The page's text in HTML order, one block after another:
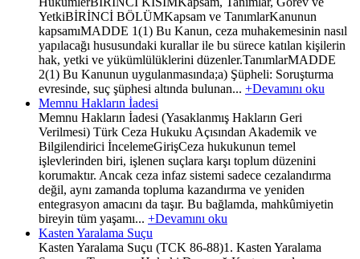
YetkiBİRİNCİ BÖLÜMKapsam ve TanımlarKanunun
kapsamıMADDE 1(1) Bu Kanun, ceza muhakemesinin nasıl
yapılacağı hususundaki kurallar ile bu sürece katılan kişilerin
hak, yetki ve yükümlülüklerini düzenler.TanımlarMADDE
2(1) Bu Kanunun uygulanmasında;a) Şüpheli: Soruşturma
evresinde, suç şüphesi altında bulunan... +Devamını oku
Memnu Hakların İadesi
Memnu Hakların İadesi (Yasaklanmış Hakların Geri
Verilmesi) Türk Ceza Hukuku Açısından Akademik ve
Bilgilendirici İncelemeGirişCeza hukukunun temel
işlevlerinden biri, işlenen suçlara karşı toplum düzenini
korumaktır. Ancak ceza infaz sistemi sadece cezalandırma
değil, aynı zamanda topluma kazandırma ve yeniden
entegrasyon amacını da taşır. Bu bağlamda, mahkûmiyetin
bireyin tüm yaşamı... +Devamını oku
Kasten Yaralama Suçu
Kasten Yaralama Suçu (TCK 86-88)1. Kasten Yaralama